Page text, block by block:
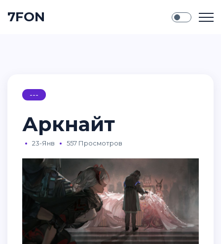
7FON
---
Аркнайт
23-Янв 557 Просмотров